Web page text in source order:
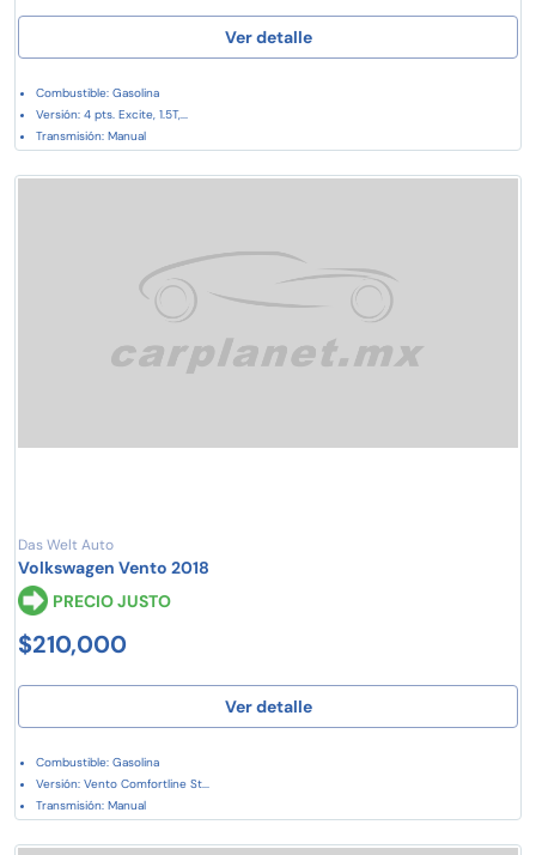
Ver detalle
Combustible: Gasolina
Versión: 4 pts. Excite, 1.5T,...
Transmisión: Manual
Das Welt Auto
Volkswagen Vento 2018
PRECIO JUSTO
$210,000
Ver detalle
Combustible: Gasolina
Versión: Vento Comfortline St...
Transmisión: Manual